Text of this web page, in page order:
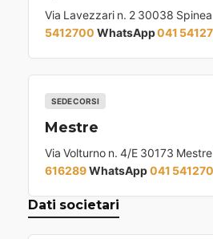
Via Lavezzari n. 2 30038 Spinea
5412700 WhatsApp041
SEDE CORSI
Mestre
Via Volturno n. 4/E 30173 Mestre
616289WhatsApp041
Dati societari